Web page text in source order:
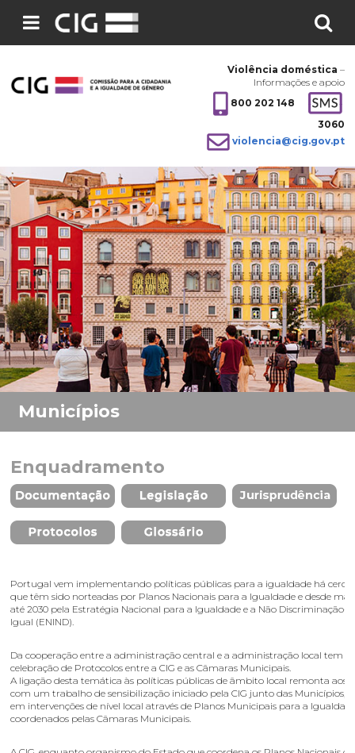
Violência doméstica –
Informações e apoio
800 202 148
3060
violencia@cig.gov.pt
Enquadramento
Portugal vem implementando políticas públicas para a igualdade há cerca
que têm sido norteadas por Planos Nacionais para a Igualdade e desde
até 2030 pela Estratégia Nacional para a Igualdade e a Não Discriminação-
Igual (ENIND).
Da cooperação entre a administração central e a administração local tem
celebração de Protocolos entre a CIG e as Câmaras Municipais.
A ligação desta temática às políticas públicas de âmbito local remonta aos
com um trabalho de sensibilização iniciado pela CIG junto das Municípios,
em intervenções de nível local através de Planos Municipais para a
coordenados pelas Câmaras Municipais.
Pesquisar